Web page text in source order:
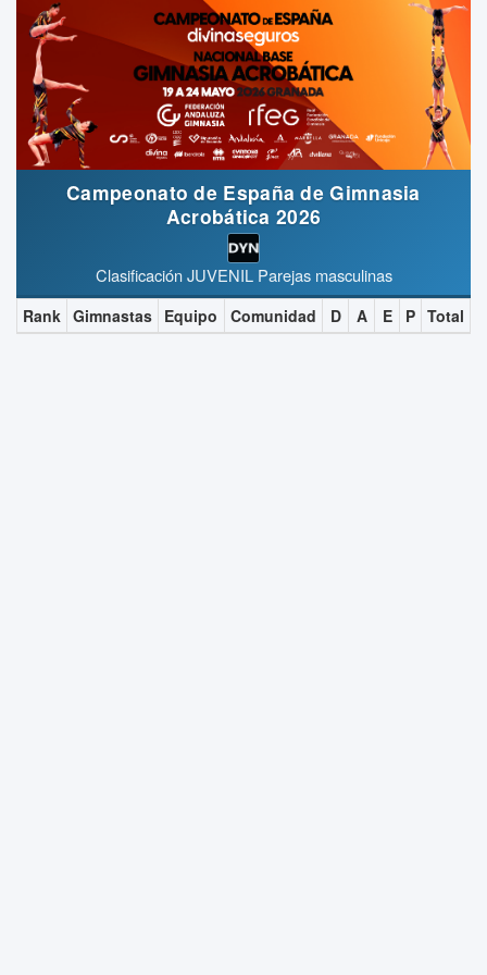
Campeonato de España de Gimnasia
Acrobática 2026
Clasificación JUVENIL Parejas masculinas
Rank Gimnastas Equipo Comunidad D A E P Total